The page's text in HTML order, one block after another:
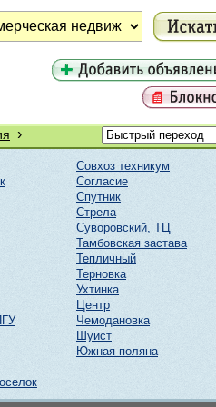
›
Совхоз техникум
Согласие
Спутник
Стрела
Суворовский, ТЦ
Тамбовская застава
Тепличный
Терновка
Ухтинка
Центр
Чемодановка
Шуист
Южная поляна